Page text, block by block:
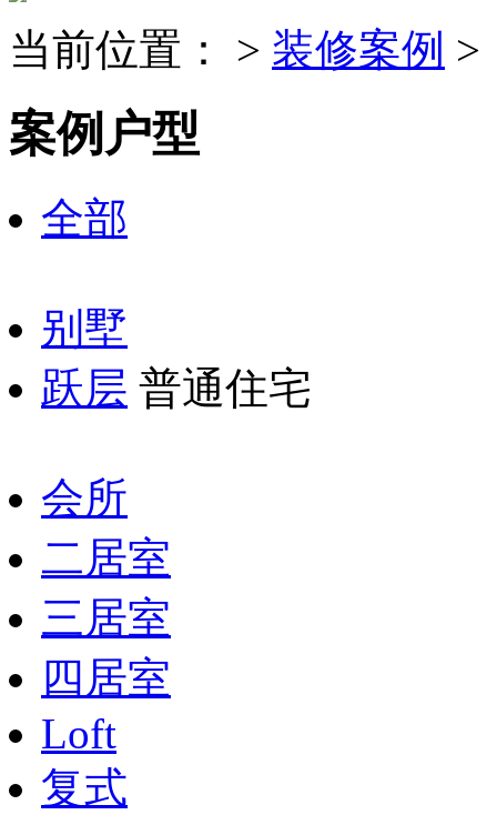
当前位置： > 装修案例 >
案例户型
全部
别墅
跃层 普通住宅
会所
二居室
三居室
四居室
Loft
复式